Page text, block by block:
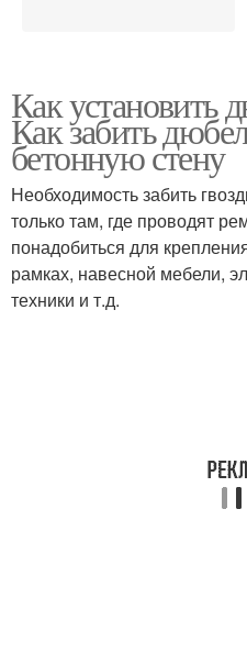
Как установить
Как забить
бетонную стену
Необходимость забить
только там, где проводят
понадобиться для
рамках, навесной мебели,
техники и т.д.